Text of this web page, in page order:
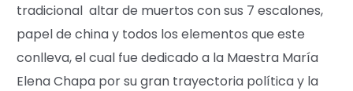
tradicional altar de muertos con sus 7 escalones,
papel de china y todos los elementos que este
conlleva, el cual fue dedicado a la Maestra María
Elena Chapa por su gran trayectoria política y la